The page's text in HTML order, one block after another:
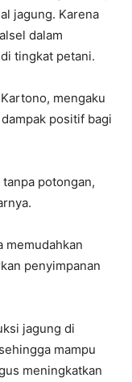
jagung. Karena
dalam
tingkat petani.
mengaku
positif bagi
potongan,
memudahkan
penyimpanan
jagung di
mampu
meningkatkan